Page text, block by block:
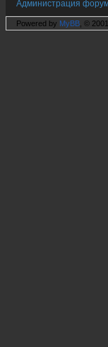
Администрация
Powered by MyBB , ©